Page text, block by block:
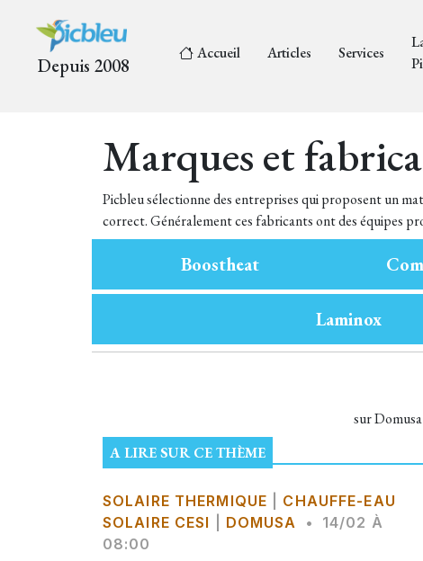
Depuis 2008
Accueil Articles Services
Marques et
Picbleu sélectionne des entreprises qui proposent un
correct. Généralement ces fabricants ont des équipes
Boostheat
Laminox
sur
A LIRE SUR CE THÈME
SOLAIRE THERMIQUE
CHAUFFE-EAU
SOLAIRE CESI
DOMUSA •
14/02 À
08:00